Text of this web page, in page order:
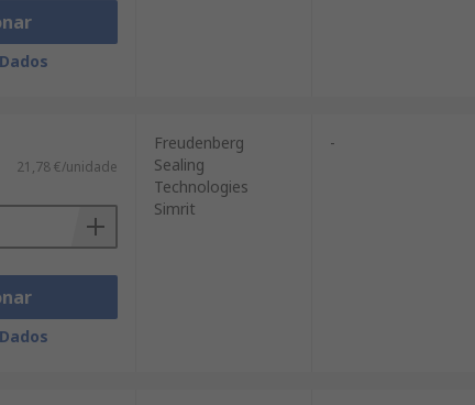
21,78 €/unidade
Freudenberg
Sealing
Technologies
Simrit
-